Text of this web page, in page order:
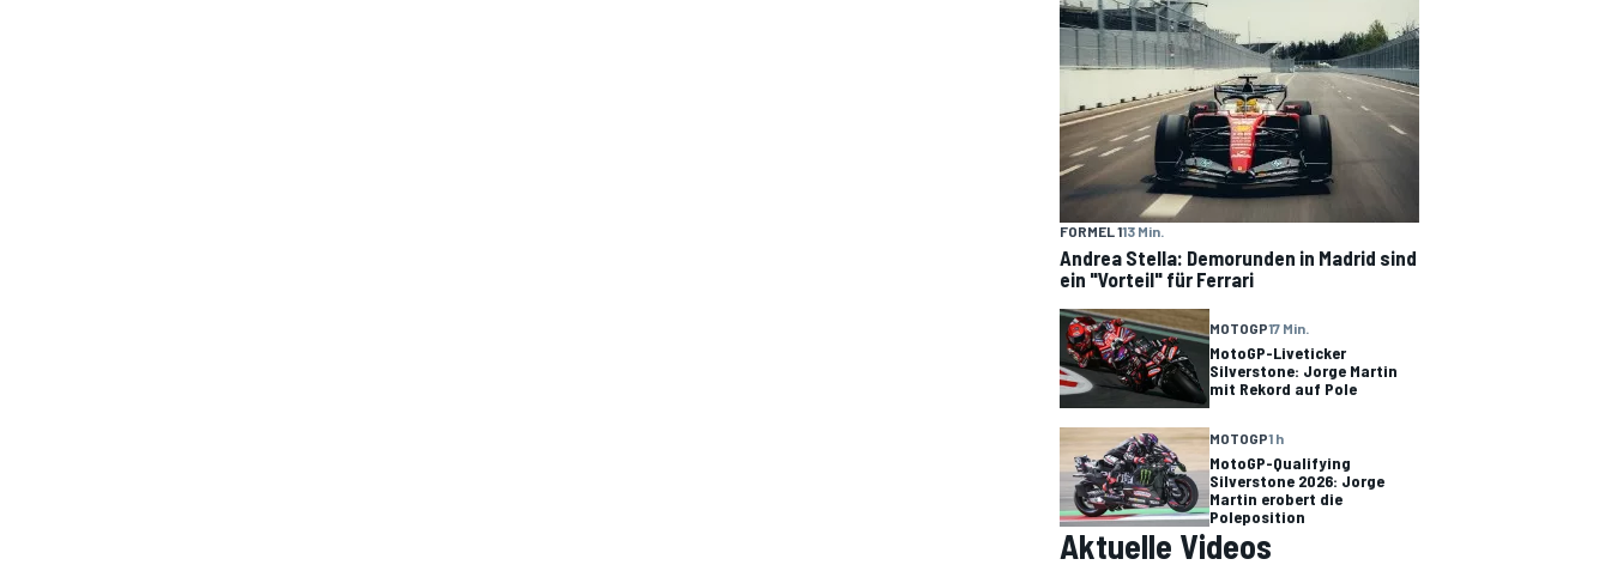
FORMEL 113 Min.
Andrea Stella: Demorunden in Madrid sind
ein "Vorteil" für Ferrari
MOTOGP17 Min.
MotoGP-Liveticker
Silverstone: Jorge Martin
mit Rekord auf Pole
MOTOGP1 h
MotoGP-Qualifying
Silverstone 2026: Jorge
Martin erobert die
Poleposition
Aktuelle Videos